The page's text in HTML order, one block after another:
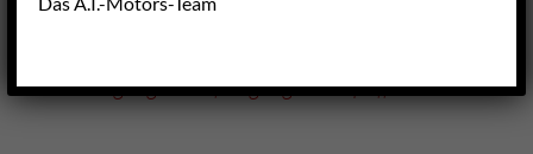
Vorankündigung: Nachfertigungen Auspuff-Vorderrohre